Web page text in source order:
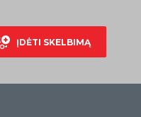
ĮDĖTI SKELBIMĄ